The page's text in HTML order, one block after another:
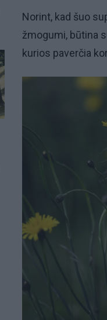
Norint, kad šuo
žmogumi, būtina
kurios paverčia